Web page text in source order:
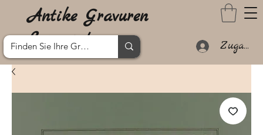
Antike Gravuren
Lanzarote
Zugang